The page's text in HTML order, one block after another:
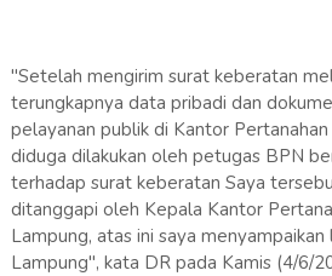
"Setelah mengirim surat keberatan
terungkapnya data pribadi dan
pelayanan publik di Kantor
diduga dilakukan oleh petugas BPN
terhadap surat keberatan Saya
ditanggapi oleh Kepala Kantor
Lampung, atas ini saya
Lampung", kata DR pada Kamis (4/6/